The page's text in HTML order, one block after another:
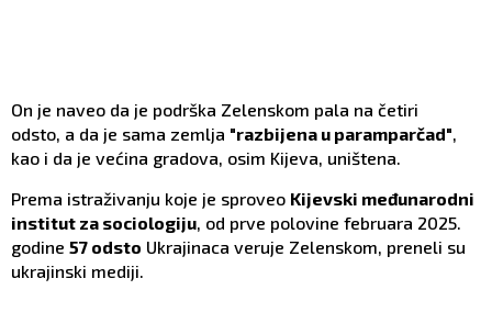
On je naveo da je podrška Zelenskom pala na četiri
odsto, a da je sama zemlja "razbijena u paramparčad"
kao i da je većina gradova, osim Kijeva, uništena.
Prema istraživanju koje je sproveo Kijevski međunarodni
institut za sociologiju , od prve polovine februara 2025.
godine 57 odsto Ukrajinaca veruje Zelenskom, preneli su
ukrajinski mediji.